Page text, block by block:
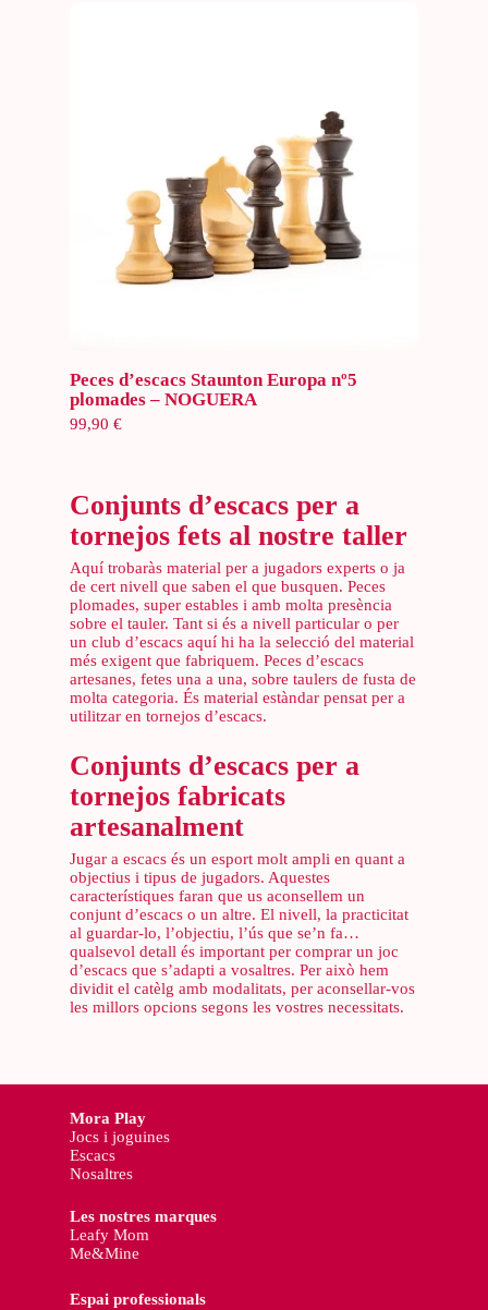
Selecciona opcions
Peces d’escacs Staunton Europa nº5
plomades – NOGUERA
99,90 €
Conjunts d’escacs per a
tornejos fets al nostre taller
Aquí trobaràs material per a jugadors experts o ja
de cert nivell que saben el que busquen. Peces
plomades, super estables i amb molta presència
sobre el tauler. Tant si és a nivell particular o per
un club d’escacs aquí hi ha la selecció del material
més exigent que fabriquem. Peces d’escacs
artesanes, fetes una a una, sobre taulers de fusta de
molta categoria. És material estàndar pensat per a
utilitzar en tornejos d’escacs.
Conjunts d’escacs per a
tornejos fabricats
artesanalment
Jugar a escacs és un esport molt ampli en quant a
objectius i tipus de jugadors. Aquestes
característiques faran que us aconsellem un
conjunt d’escacs o un altre. El nivell, la practicitat
al guardar-lo, l’objectiu, l’ús que se’n fa…
qualsevol detall és important per comprar un joc
d’escacs que s’adapti a vosaltres. Per això hem
dividit el catèlg amb modalitats, per aconsellar-vos
les millors opcions segons les vostres necessitats.
Mora Play
Jocs i joguines
Escacs
Nosaltres
Les nostres marques
Leafy Mom
Me&Mine
Espai professionals